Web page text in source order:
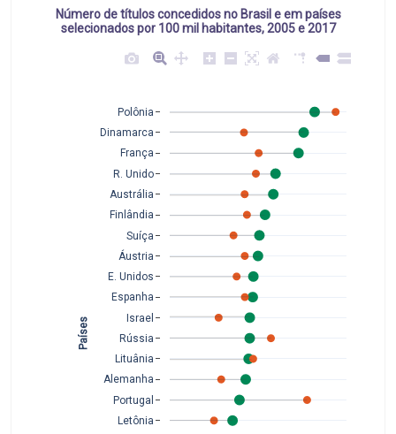
Número de títulos concedidos no Brasil e em países
selecionados por 100 mil habitantes, 2005 e 2017
Letônia
Portugal
Alemanha
Lituânia
Rússia
Israel
Espanha
E. Unidos
Áustria
Suíça
Finlândia
Austrália
R. Unido
França
Dinamarca
Polônia
Países